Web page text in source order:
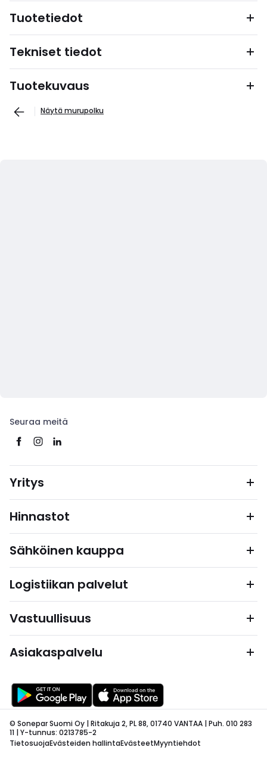
Tuotetiedot
Tekniset tiedot
Tuotekuvaus
Näytä murupolku
Seuraa meitä
Yritys
Hinnastot
Sähköinen kauppa
Logistiikan palvelut
Vastuullisuus
Asiakaspalvelu
© Sonepar Suomi Oy | Ritakuja 2, PL 88, 01740 VANTAA | Puh. 010 283
11 | Y-tunnus: 0213785-2
TietosuojaEvästeiden hallintaEvästeetMyyntiehdot